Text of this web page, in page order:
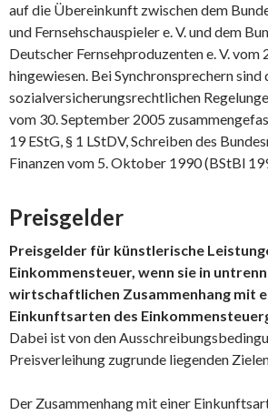
auf die Übereinkunft zwischen dem
und Fernsehschauspieler e. V. und dem
Deutscher Fernsehproduzenten e. V. vom
hingewiesen. Bei Synchronsprechern sind
sozialversicherungsrechtlichen
vom 30. September 2005
19 EStG, § 1 LStDV, Schreiben des
Finanzen vom 5. Oktober 1990 (BStBl
Preisgelder
Preisgelder für künstlerische
Einkommensteuer, wenn sie in
wirtschaftlichen Zusammenhang mit
Einkunftsarten des
Dabei ist von den
Preisverleihung zugrunde liegenden
Der Zusammenhang mit einer